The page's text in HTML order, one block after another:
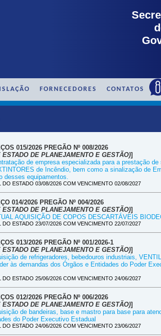
FORNECEDORES CONTATOS
015/2026 PREGÃO Nº 008/2026
DE PLANEJAMENTO E GESTÃO)]
de empresa especializada para a prestação de
de Incêndio, bem como a sinalização de
desses equipamentos.
ESTADO 03/08/2026 COM VENCIMENTO 02/08/2027
014/2026 PREGÃO Nº 004/2026
DE PLANEJAMENTO E GESTÃO)]
AQUISIÇÃO DE COPOS DESCARTÁVEIS
ESTADO 23/07/2026 COM VENCIMENTO 22/07/2027
013/2026 PREGÃO Nº 001/2026-1
DE PLANEJAMENTO E GESTÃO)]
de refrigeradores, bebedouros industriais,
às demandas dos Órgãos e Entidades do Poder
ESTADO 25/06/2026 COM VENCIMENTO 24/06/2027
012/2026 PREGÃO Nº 006/2026
DE PLANEJAMENTO E GESTÃO)]
de bandeiras, base e mastro para base para
do Poder Executivo Estadual
ESTADO 24/06/2026 COM VENCIMENTO 23/06/2027